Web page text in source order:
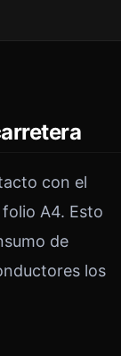
con el
A4. Esto
de
los